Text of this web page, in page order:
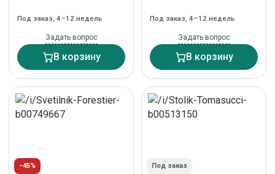
Под заказ, 4–12 недель
Задать вопрос
В корзину
Под заказ, 4–12 недель
Задать вопрос
В корзину
−45% Под заказ